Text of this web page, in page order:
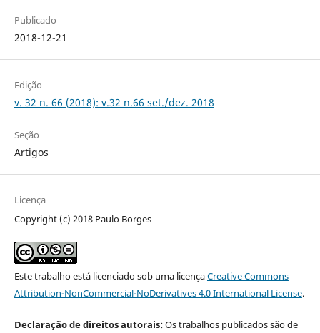
Publicado
2018-12-21
Edição
v. 32 n. 66 (2018): v.32 n.66 set./dez. 2018
Seção
Artigos
Licença
Copyright (c) 2018 Paulo Borges
Este trabalho está licenciado sob uma licençaCreative Commons
Attribution-NonCommercial-NoDerivatives 4.0 International License.
Declaração de direitos autorais:Os trabalhos publicados são de